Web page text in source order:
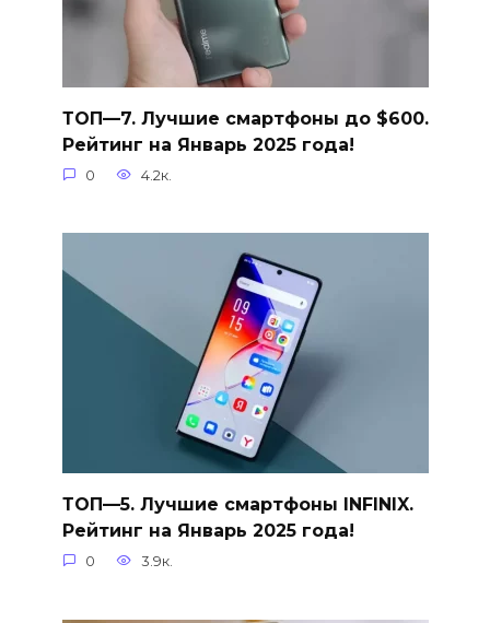
ТОП—7. Лучшие смартфоны до $600.
Рейтинг на Январь 2025 года!
0 4.2к.
ТОП—5. Лучшие смартфоны INFINIX.
Рейтинг на Январь 2025 года!
0 3.9к.